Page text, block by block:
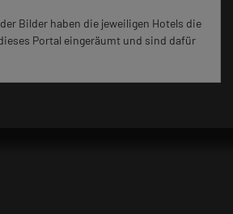
Bilder haben die jeweiligen Hotels die
Portal eingeräumt und sind dafür